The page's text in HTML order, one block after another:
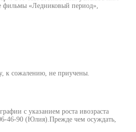
фильмы «Ледниковый период»,
к сожалению, не приучены.
с указанием роста ивозраста
46-90 (Юлия).Прежде чем осуждать,